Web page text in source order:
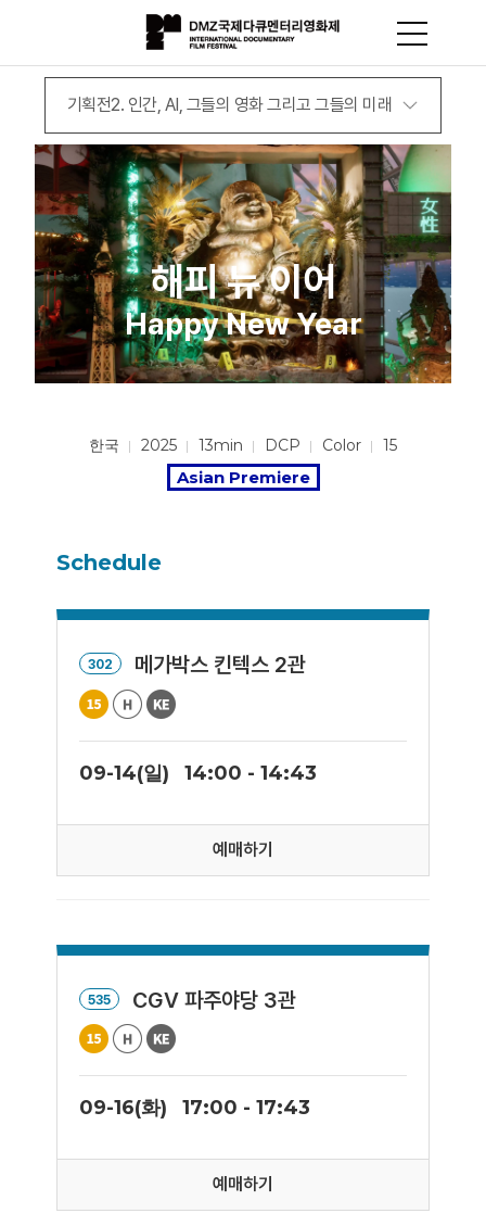
기획전2. 인간, AI, 그들의 영화 그리고 그들의 미래
해피 뉴 이어
Happy New Year
한국 2025 13min DCP Color 15
Asian Premiere
Schedule
302 메가박스 킨텍스 2관
09-14(일) 14:00 - 14:43
예매하기
535 CGV 파주야당 3관
09-16(화) 17:00 - 17:43
예매하기